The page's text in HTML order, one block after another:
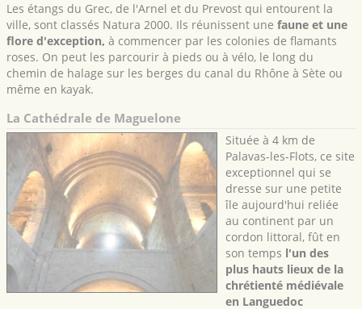
Les étangs du Grec, de l'Arnel et du Prevost qui entourent la
ville, sont classés Natura 2000. Ils réunissent une faune et une
flore d'exception, à commencer par les colonies de flamants
roses. On peut les parcourir à pieds ou à vélo, le long du
chemin de halage sur les berges du canal du Rhône à Sète ou
même en kayak.
La Cathédrale de Maguelone
Située à 4 km de
Palavas-les-Flots, ce site
exceptionnel qui se
dresse sur une petite
île aujourd'hui reliée
au continent par un
cordon littoral, fût en
son temps l'un des
plus hauts lieux de la
chrétienté médiévale
en Languedoc